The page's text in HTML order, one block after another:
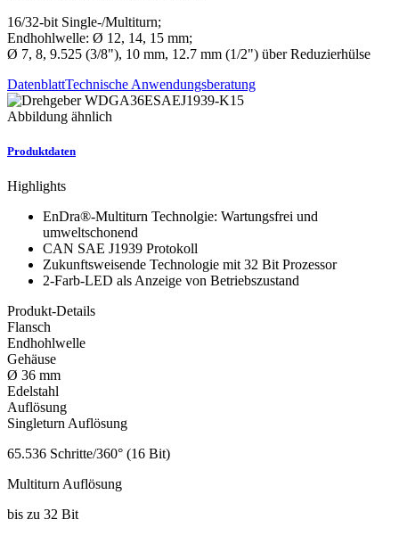
16/32-bit Single-/Multiturn;
Endhohlwelle: Ø 12, 14, 15 mm;
Ø 7, 8, 9.525 (3/8"), 10 mm, 12.7 mm (1/2") über Reduzierhülse
DatenblattTechnische Anwendungsberatung
Abbildung ähnlich
Produktdaten
Highlights
EnDra®-Multiturn Technolgie: Wartungsfrei und
umweltschonend
CAN SAE J1939 Protokoll
Zukunftsweisende Technologie mit 32 Bit Prozessor
2-Farb-LED als Anzeige von Betriebszustand
Produkt-Details
Flansch
Endhohlwelle
Gehäuse
Ø 36 mm
Edelstahl
Auflösung
Singleturn Auflösung
65.536 Schritte/360° (16 Bit)
Multiturn Auflösung
bis zu 32 Bit